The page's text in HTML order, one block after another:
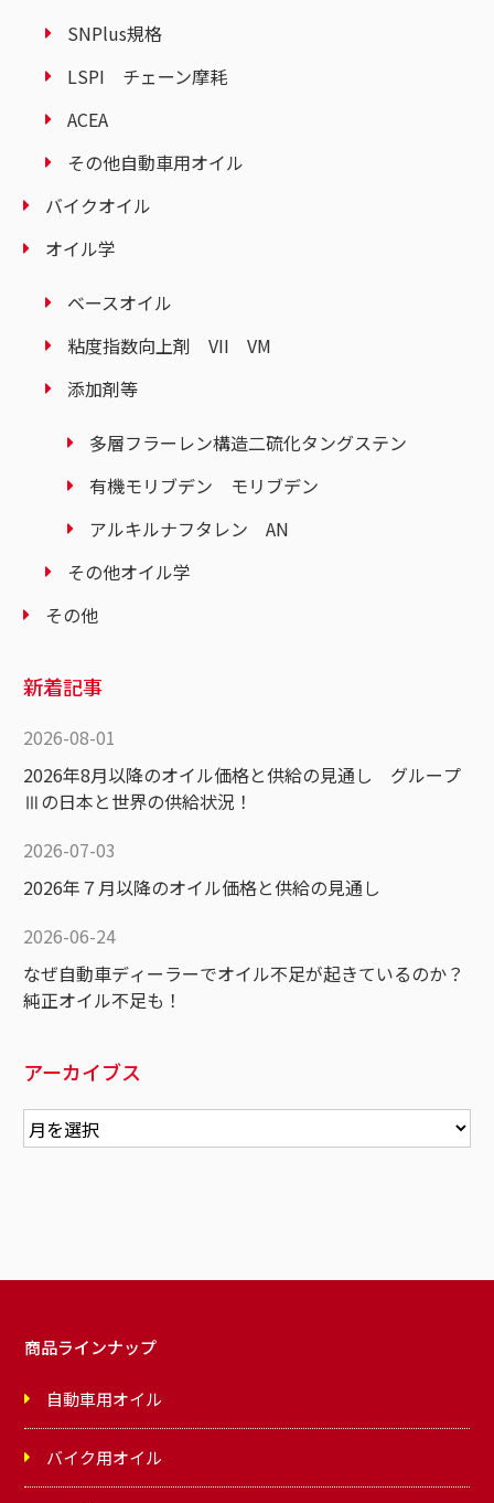
SNPlus規格
LSPI チェーン摩耗
ACEA
その他自動車用オイル
バイクオイル
オイル学
ベースオイル
粘度指数向上剤 VII VM
添加剤等
多層フラーレン構造二硫化タングステン
有機モリブデン モリブデン
アルキルナフタレン AN
その他オイル学
その他
新着記事
2026-08-01
2026年8月以降のオイル価格と供給の見通し グループ
Ⅲの日本と世界の供給状況！
2026-07-03
2026年７月以降のオイル価格と供給の見通し
2026-06-24
なぜ自動車ディーラーでオイル不足が起きているのか？
純正オイル不足も！
アーカイブス
商品ラインナップ
自動車用オイル
バイク用オイル